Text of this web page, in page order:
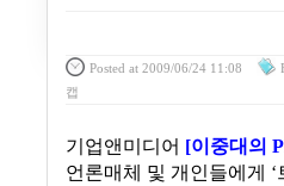
Posted at 2009/06/24 11:08
캡
기업앤미디어 [이중대의
언론매체 및 개인들에게 ‘